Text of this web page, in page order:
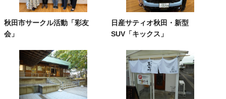
秋田市サークル活動「彩友
会」
日産サティオ秋田・新型
SUV「キックス」